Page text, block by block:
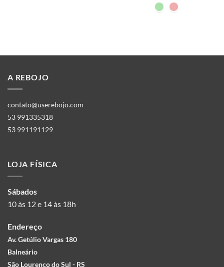
A REBOJO
contato@userebojo.com
53 991335318
53 991191129
LOJA FÍSICA
Sábados
10 às 12 e 14 às 18h
Endereço
Av. Getúlio Vargas 180
Balneário
São Lourenço do Sul - RS